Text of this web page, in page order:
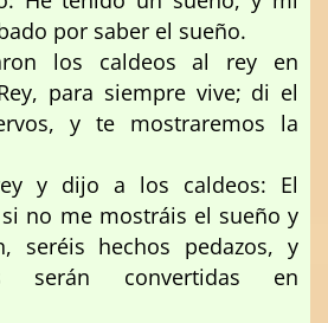
por saber el sueño.
los caldeos al rey en
para siempre vive; di el
y te mostraremos la
y dijo a los caldeos: El
no me mostráis el sueño y
seréis hechos pedazos, y
serán convertidas en